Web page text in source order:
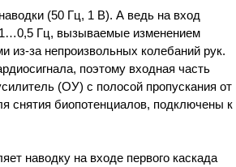
(50 Гц, 1 В). А ведь на вход
Гц, вызываемые изменением
из-за непроизвольных колебаний рук.
поэтому входная часть
(ОУ) с полосой пропускания от
снятия биопотенциалов, подключены к
наводку на входе первого каскада